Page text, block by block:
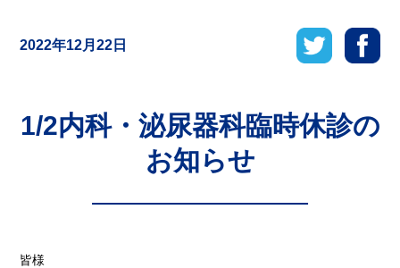
2022年12月22日
1/2内科・泌尿器科臨時休診の
お知らせ
皆様